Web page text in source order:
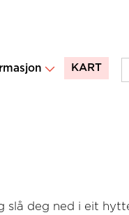
KART
slå deg ned i eit